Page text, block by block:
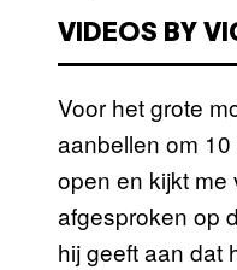
VIDEOS BY
Voor het grote
aanbellen om
open en kijkt me
afgesproken op
hij geeft aan dat